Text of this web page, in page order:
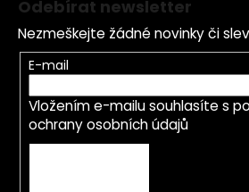
Odebírat newsletter
Nezmeškejte žádné novinky či
E-mail
Vložením e-mailu souhlasíte s
ochrany osobních údajů